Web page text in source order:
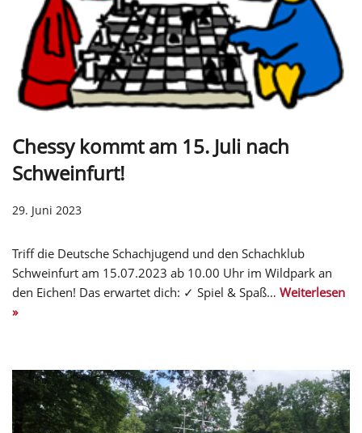
Chessy kommt am 15. Juli nach
Schweinfurt!
29. Juni 2023
Triff die Deutsche Schachjugend und den Schachklub
Schweinfurt am 15.07.2023 ab 10.00 Uhr im Wildpark an
den Eichen! Das erwartet dich: ✓ Spiel & Spaß… Weiterlesen
»